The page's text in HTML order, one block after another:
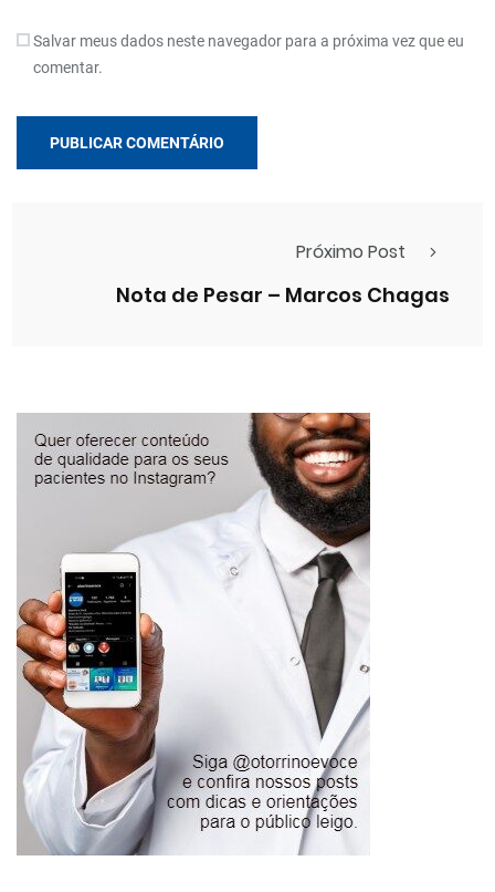
Salvar meus dados neste navegador para a próxima vez que eu
comentar.
Próximo Post
Nota de Pesar – Marcos Chagas